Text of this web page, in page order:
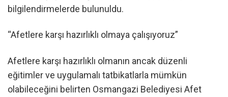
bilgilendirmelerde bulunuldu.
“Afetlere karşı hazırlıklı olmaya çalışıyoruz”
Afetlere karşı hazırlıklı olmanın ancak düzenli
eğitimler ve uygulamalı tatbikatlarla mümkün
olabileceğini belirten Osmangazi Belediyesi Afet